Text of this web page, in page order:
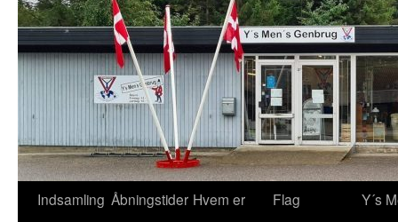
Hop
Indsamling Åbningstider Hvem er
Flag
Y´s